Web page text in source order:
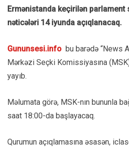
Ermənistanda keçirilən parlament
nəticələri 14 iyunda açıqlanacaq.
Gununsesi.info bu barədə “News
Mərkəzi Seçki Komissiyasına
yayıb.
Məlumata görə, MSK-nın bununla
saat 18:00-da başlayacaq.
Qurumun açıqlamasına əsasən,